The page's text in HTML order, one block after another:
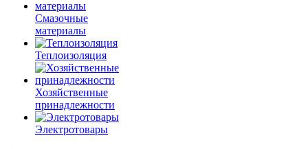
Смазочные
материалы
Теплоизоляция
Хозяйственные
принадлежности
Электротовары